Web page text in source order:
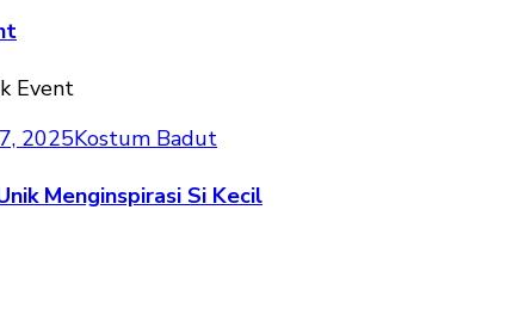
2025Kostum Badut
Menginspirasi Si Kecil